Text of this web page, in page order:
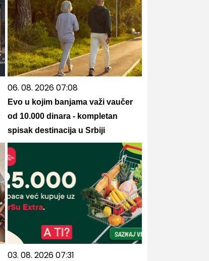
06. 08. 2026 07:08
Evo u kojim banjama važi vaučer
od 10.000 dinara - kompletan
spisak destinacija u Srbiji
03. 08. 2026 07:31